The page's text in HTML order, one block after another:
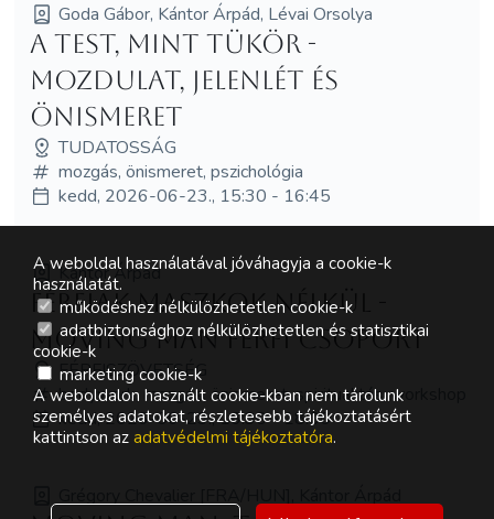
Goda Gábor, Kántor Árpád, Lévai Orsolya
A test, mint tükör -
mozdulat, jelenlét és
önismeret
TUDATOSSÁG
mozgás, önismeret, pszichológia
kedd, 2026-06-23., 15:30 - 16:45
Kántor Árpád
Férfiak maszkok nélkül -
Moving Man férfi csoport
FÉRFISZÖVETSÉG
bodywork, mozgás, önismeret, spiritualitás, workshop
kedd, 2026-06-23., 16:30 - 18:00
A weboldal használatával jóváhagyja a cookie-k
használatát.
működéshez nélkülözhetetlen cookie-k
adatbiztonsághoz nélkülözhetetlen és statisztikai
cookie-k
marketing cookie-k
A weboldalon használt cookie-kban nem tárolunk
személyes adatokat, részletesebb tájékoztatásért
kattintson az adatvédelmi tájékoztatóra.